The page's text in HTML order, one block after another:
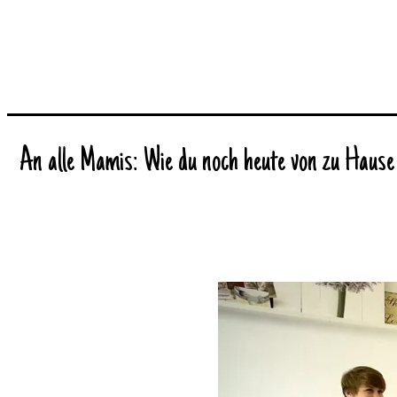
An alle Mamis: Wie du noch heute von zu